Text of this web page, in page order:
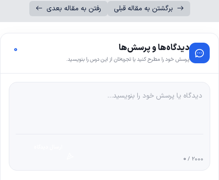
برگشتن به مقاله قبلی رفتن به مقاله بعدی
دیدگاه‌ها و پرسش‌ها
پرسش خود را مطرح کنید یا تجربه‌تان از این درس را بنویسید.
0
0 / 2000